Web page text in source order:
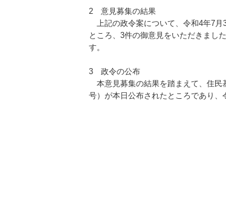
2 意見募集の結果
上記の政令案について、令和4年7月
ところ、3件の御意見をいただきまし
す。
3 政令の公布
本意見募集の結果を踏まえて、住民
号）が本日公布されたところであり、